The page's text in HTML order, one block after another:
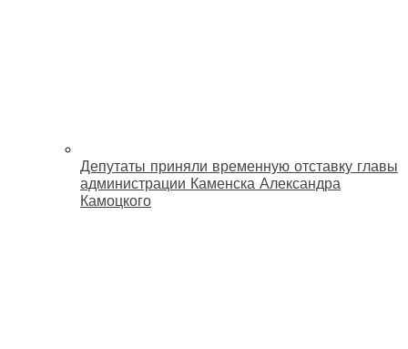
Депутаты приняли временную отставку главы
администрации Каменска Александра
Камоцкого